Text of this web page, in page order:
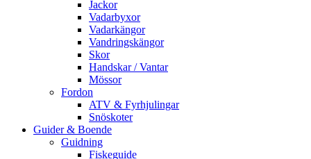
Jackor
Vadarbyxor
Vadarkängor
Vandringskängor
Skor
Handskar / Vantar
Mössor
Fordon
ATV & Fyrhjulingar
Snöskoter
Guider & Boende
Guidning
Fiskeguide